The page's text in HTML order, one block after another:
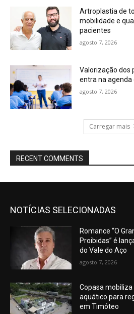
Artroplastia de
mobilidade e
pacientes
agosto 7, 2026
Valorização dos
entra na agenda
agosto 7, 2026
Carregar mais
RECENT COMMENTS
NOTÍCIAS SELECIONADAS
Romance “O
Proibidas” é
do Vale do Aço
agosto 7, 2026
Copasa
aquático para
em Timóteo